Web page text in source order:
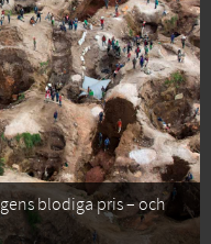
blodiga pris – och